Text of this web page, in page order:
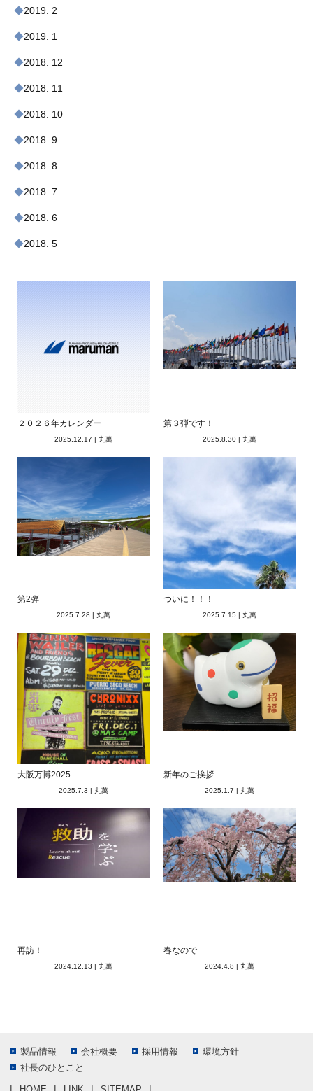
2019. 2
2019. 1
2018. 12
2018. 11
2018. 10
2018. 9
2018. 8
2018. 7
2018. 6
2018. 5
２０２６年カレンダー
2025.12.17 | 丸萬
第３弾です！
2025.8.30| 丸萬
第2弾
2025.7.28 | 丸萬
ついに！！！
2025.7.15 | 丸萬
大阪万博2025
2025.7.3 | 丸萬
新年のご挨拶
2025.1.7 | 丸萬
再訪！
2024.12.13 | 丸萬
春なので
2024.4.8 | 丸萬
製品情報 会社概要 採用情報
環境方針
社長のひとこと